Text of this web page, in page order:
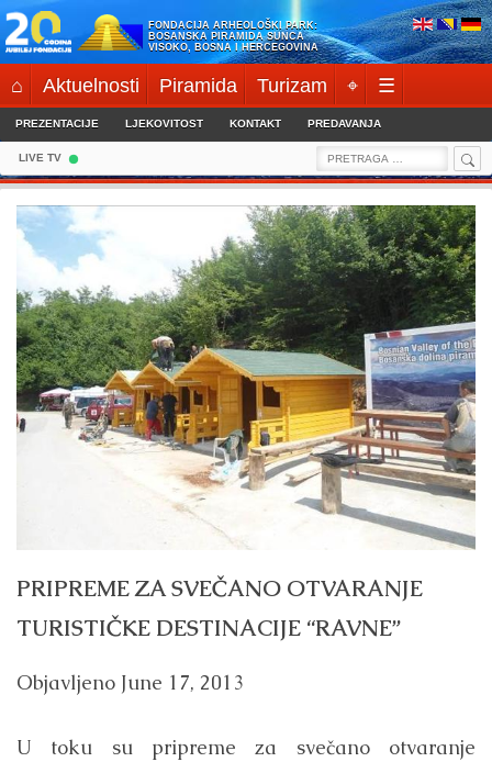
Skip
to
content
FONDACIJA ARHEOLOŠKI PARK:
BOSANSKA PIRAMIDA SUNCA
VISOKO, BOSNA I HERCEGOVINA
⌂ Aktuelnosti Piramida Turizam ⌖ ☰
PREZENTACIJE LJEKOVITOST KONTAKT PREDAVANJA
LIVE TV
Search
for:
PRIPREME ZA SVEČANO OTVARANJE
TURISTIČKE DESTINACIJE “RAVNE”
Objavljeno June 17, 2013
U toku su pripreme za svečano otvaranje